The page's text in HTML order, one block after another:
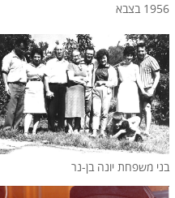
1956 בצבא
בני משפחת יונה בן-נר